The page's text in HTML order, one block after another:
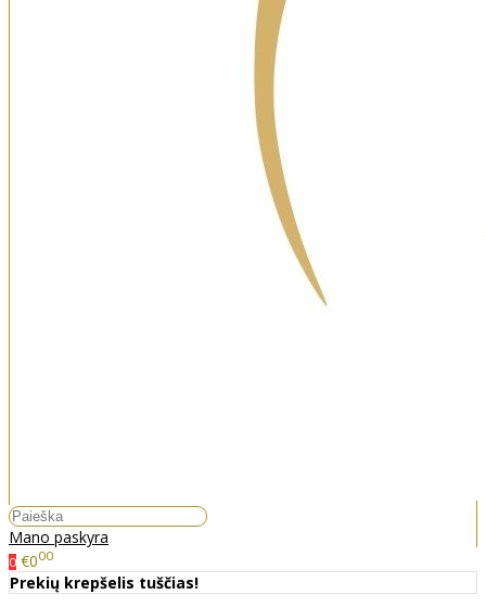
Mano paskyra
0 €000
Prekių krepšelis tuščias!